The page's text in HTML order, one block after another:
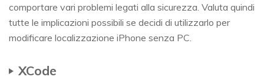
comportare vari problemi legati alla sicurezza. Valuta quindi
tutte le implicazioni possibili se decidi di utilizzarlo per
modificare localizzazione iPhone senza PC.
XCode